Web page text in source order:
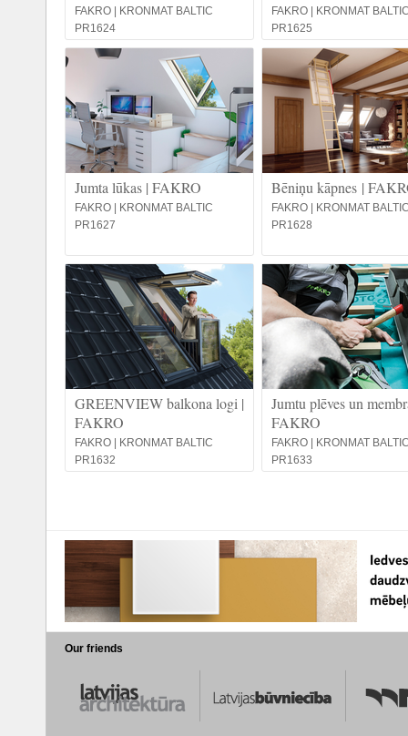
FAKRO | KRONMAT BALTIC
PR1624
FAKRO | KRONMAT
PR1625
Jumta lūkas | FAKRO
FAKRO | KRONMAT BALTIC
PR1627
Bēniņu kāpnes |
FAKRO | KRONMAT
PR1628
GREENVIEW balkona logi |
FAKRO
FAKRO | KRONMAT BALTIC
PR1632
Jumtu plēves un
FAKRO
FAKRO | KRONMAT
PR1633
Our friends